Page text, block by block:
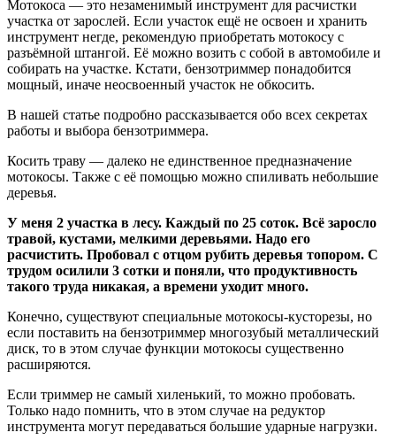
Мотокоса — это незаменимый инструмент для расчистки
участка от зарослей. Если участок ещё не освоен и хранить
инструмент негде, рекомендую приобретать мотокосу с
разъёмной штангой. Её можно возить с собой в автомобиле и
собирать на участке. Кстати, бензотриммер понадобится
мощный, иначе неосвоенный участок не обкосить.
В нашей статье подробно рассказывается обо всех секретах
работы и выбора бензотриммера.
Косить траву — далеко не единственное предназначение
мотокосы. Также с её помощью можно спиливать небольшие
деревья.
У меня 2 участка в лесу. Каждый по 25 соток. Всё заросло
травой, кустами, мелкими деревьями. Надо его
расчистить. Пробовал с отцом рубить деревья топором. С
трудом осилили 3 сотки и поняли, что продуктивность
такого труда никакая, а времени уходит много.
Конечно, существуют специальные мотокосы-кусторезы, но
если поставить на бензотриммер многозубый металлический
диск, то в этом случае функции мотокосы существенно
расширяются.
Если триммер не самый хиленький, то можно пробовать.
Только надо помнить, что в этом случае на редуктор
инструмента могут передаваться большие ударные нагрузки.